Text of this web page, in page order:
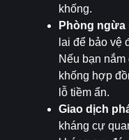
khống.
Phòng ngừa
lai để bảo vệ
Nếu bạn
khống hợp
lỗ tiềm ẩn.
Giao dịch
kháng cự